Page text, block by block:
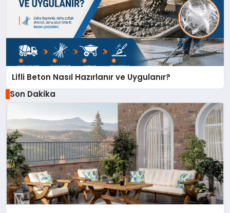
Lifli Beton Nasıl Hazırlanır ve Uygulanır?
Son Dakika